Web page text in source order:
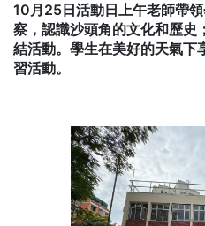
10月25日活動日上午老師帶
察，認識沙頭角的文化和歷史
結活動。學生在美好的天氣下
習活動。